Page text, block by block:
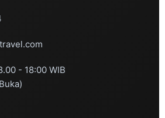
- 18:00 WIB